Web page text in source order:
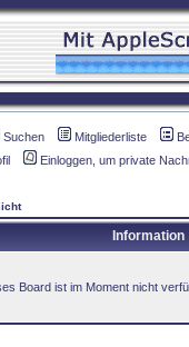
Suchen Mitgliederliste
Einloggen, um private
Information
Board ist im Moment nicht